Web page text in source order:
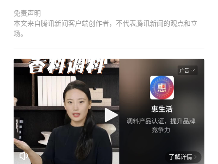
免责声明
本文来自腾讯新闻客户端创作者，不代表腾讯新闻的观点和立
场。
广告
了解详情